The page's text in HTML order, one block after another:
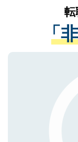
は、個人
管理基準
る、プラ
で、機密
かがいし
経験をま
させてい
ない方に
ので、ま
「